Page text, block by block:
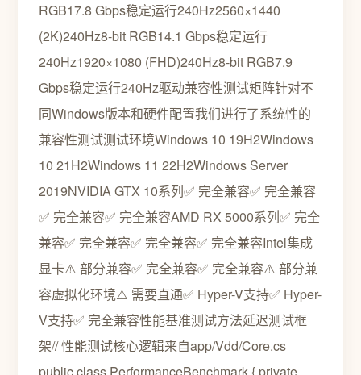
RGB17.8 Gbps稳定运行240Hz2560×1440
(2K)240Hz8-bit RGB14.1 Gbps稳定运行
240Hz1920×1080 (FHD)240Hz8-bit RGB7.9
Gbps稳定运行240Hz驱动兼容性测试矩阵针对不
同Windows版本和硬件配置我们进行了系统性的
兼容性测试测试环境Windows 10 19H2Windows
10 21H2Windows 11 22H2Windows Server
2019NVIDIA GTX 10系列✅ 完全兼容✅ 完全兼容
✅ 完全兼容✅ 完全兼容AMD RX 5000系列✅ 完全
兼容✅ 完全兼容✅ 完全兼容✅ 完全兼容Intel集成
显卡⚠️ 部分兼容✅ 完全兼容✅ 完全兼容⚠️ 部分兼
容虚拟化环境⚠️ 需要直通✅ Hyper-V支持✅ Hyper-
V支持✅ 完全兼容性能基准测试方法延迟测试框
架// 性能测试核心逻辑来自app/Vdd/Core.cs